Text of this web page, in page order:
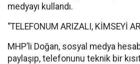
medyayı kullandı.
“TELEFONUM ARIZALI, KİMSEYİ
MHP’li Doğan, sosyal medya
paylaşıp, telefonunu teknik bir